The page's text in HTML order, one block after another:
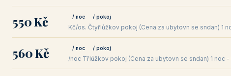
550 Kč / noc / pokoj
Kč/os. Čtyřlůžkov pokoj (Cena za ubytovn se sndan) 1
560 Kč / noc / pokoj
/noc Třlůžkov pokoj (Cena za ubytovn se sndan) 1 noc